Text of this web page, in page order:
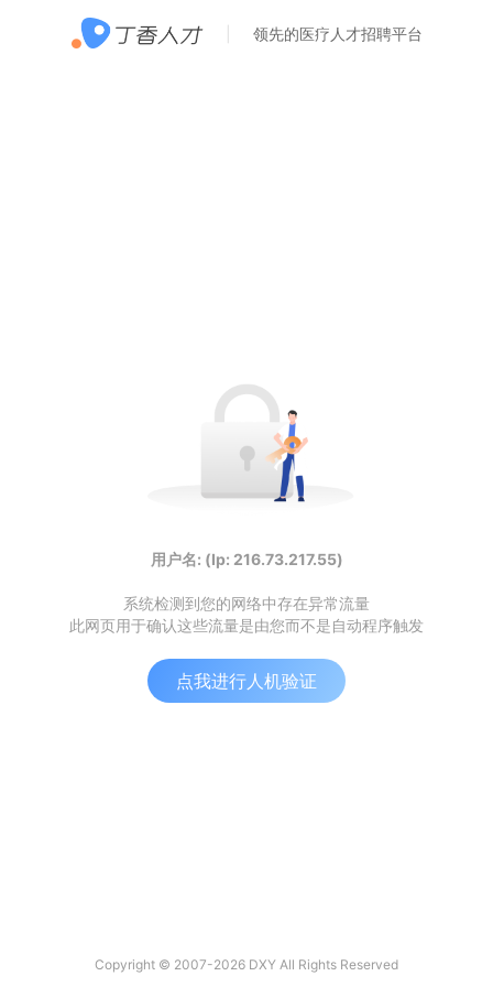
领先的医疗人才招聘平台
用户名: (Ip: 216.73.217.55)
系统检测到您的网络中存在异常流量
此网页用于确认这些流量是由您而不是自动程序触发
点我进行人机验证
Copyright © 2007-2026 DXY All Rights Reserved